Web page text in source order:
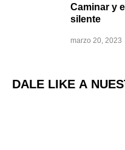
Caminar y
silente
marzo 20, 2023
DALE LIKE A